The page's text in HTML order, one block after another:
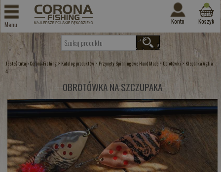
Menu Konto Koszyk
Jesteś tutaj: Corona-Fishing > Katalog produktów > Przynęty Spinningowe Hand Made > Obrotówki > Klepanka Aglia
4
OBROTÓWKA NA SZCZUPAKA